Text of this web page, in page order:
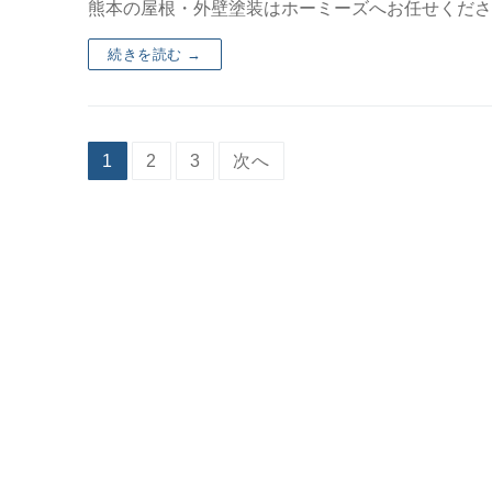
熊本の屋根・外壁塗装はホーミーズへお任せくだ
続きを読む →
1 2 3 次へ